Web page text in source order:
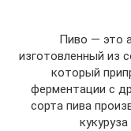
Пиво — это
изготовленный из
который
ферментации с
сорта пива